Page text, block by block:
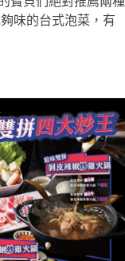
味的台式泡菜，有